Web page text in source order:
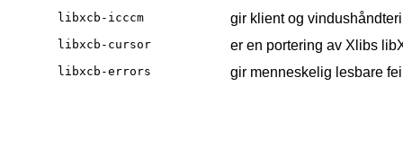
libxcb-icccm gir klient og
libxcb-cursor er en portering av Xlibs
libxcb-errors gir menneskelig lesbare